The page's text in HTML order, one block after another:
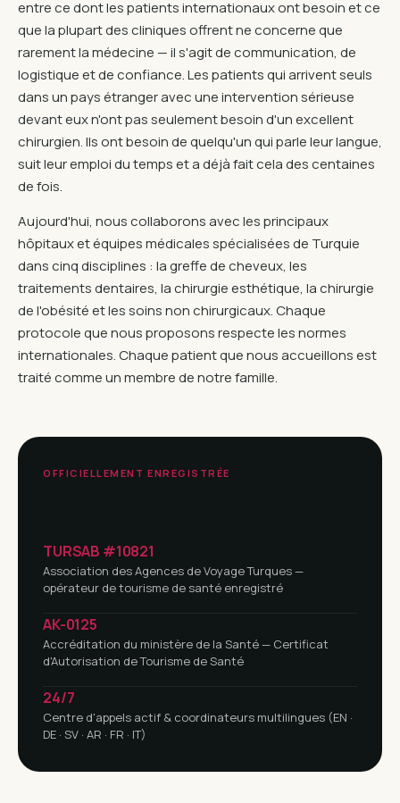
entre ce dont les patients internationaux ont besoin et ce
que la plupart des cliniques offrent ne concerne que
rarement la médecine — il s'agit de communication, de
logistique et de confiance. Les patients qui arrivent seuls
dans un pays étranger avec une intervention sérieuse
devant eux n'ont pas seulement besoin d'un excellent
chirurgien. Ils ont besoin de quelqu'un qui parle leur langue,
suit leur emploi du temps et a déjà fait cela des centaines
de fois.
Aujourd'hui, nous collaborons avec les principaux
hôpitaux et équipes médicales spécialisées de Turquie
dans cinq disciplines : la greffe de cheveux, les
traitements dentaires, la chirurgie esthétique, la chirurgie
de l'obésité et les soins non chirurgicaux. Chaque
protocole que nous proposons respecte les normes
internationales. Chaque patient que nous accueillons est
traité comme un membre de notre famille.
OFFICIELLEMENT ENREGISTRÉE
TURSAB #10821
Association des Agences de Voyage Turques —
opérateur de tourisme de santé enregistré
AK-0125
Accréditation du ministère de la Santé — Certificat
d'Autorisation de Tourisme de Santé
24/7
Centre d'appels actif & coordinateurs multilingues (EN ·
DE · SV · AR · FR · IT)